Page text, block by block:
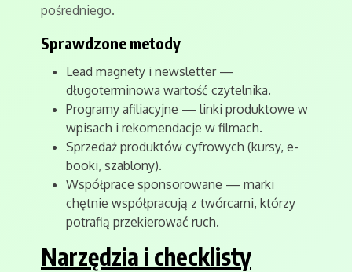
pośredniego.
Sprawdzone metody
Lead magnety i newsletter —
długoterminowa wartość czytelnika.
Programy afiliacyjne — linki produktowe w
wpisach i rekomendacje w filmach.
Sprzedaż produktów cyfrowych (kursy, e-
booki, szablony).
Współprace sponsorowane — marki
chętnie współpracują z twórcami, którzy
potrafią przekierować ruch.
Narzędzia i checklisty